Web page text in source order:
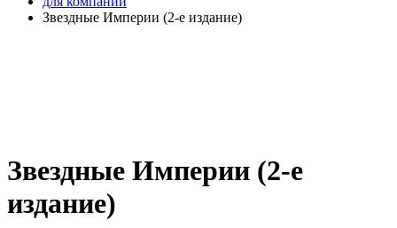
Звездные Империи (2-е издание)
Звездные Империи (2-е
издание)